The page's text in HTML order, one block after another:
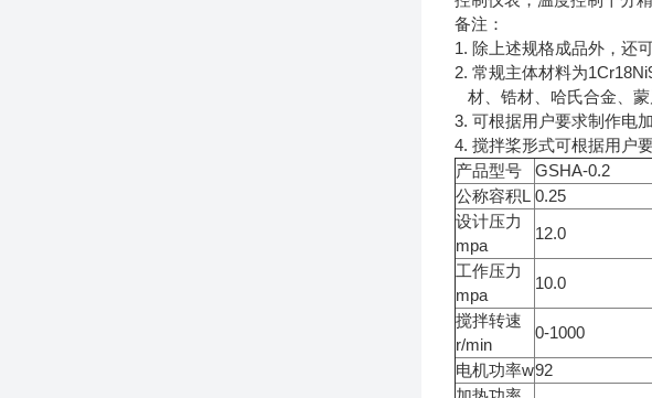
备注：
1. 除上述规格成品外，还
2. 常规主体材料为
材、锆材、哈氏合金、蒙
3. 可根据用户要求制作电
4. 搅拌桨形式可根据用户
产品型号
GSHA-0.2
公称容积L 0.25
设计压力
mpa
12.0
工作压力
mpa
10.0
搅拌转速
r/min
0-1000
电机功率w92